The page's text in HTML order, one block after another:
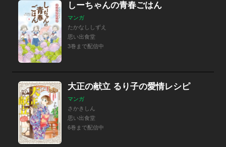
しーちゃんの青春ごはん
マンガ
たかなししずえ
思い出食堂
3巻まで配信中
大正の献立 るり子の愛情レシピ
マンガ
さかきしん
思い出食堂
6巻まで配信中